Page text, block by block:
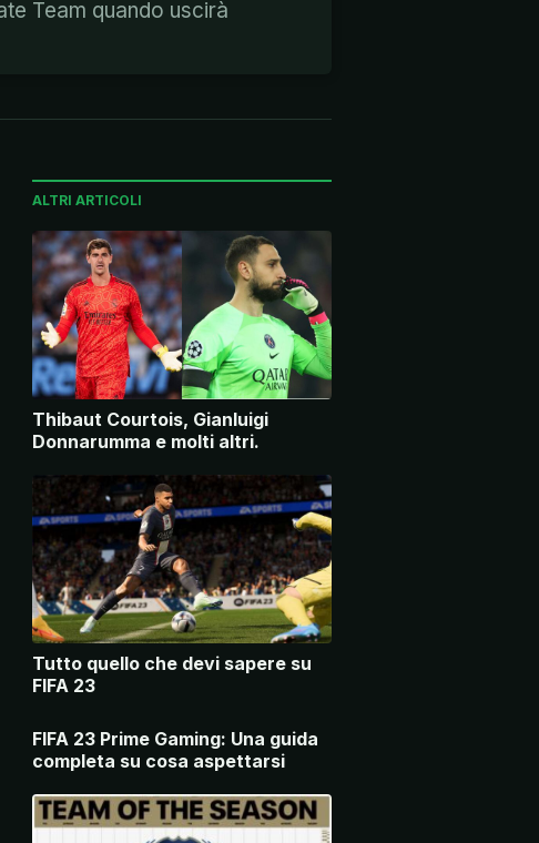
Team quando uscirà
ALTRI ARTICOLI
Thibaut Courtois, Gianluigi
Donnarumma e molti altri.
Tutto quello che devi sapere su
FIFA 23
FIFA 23 Prime Gaming: Una guida
completa su cosa aspettarsi